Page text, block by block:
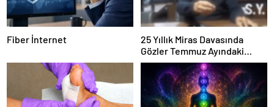
Fiber İnternet
25 Yıllık Miras Davasında
Gözler Temmuz Ayındaki
Karar Duruşmasına Çevrildi